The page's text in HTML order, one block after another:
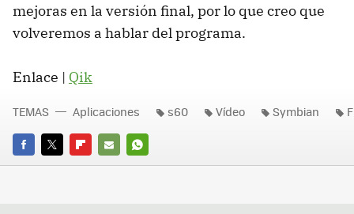
mejoras en la versión final, por lo que creo que
volveremos a hablar del programa.
Enlace | Qik
FACEBOOK
TWITTERFLIPBOARD
E-
WHATSAPP
TEMAS Aplicaciones s60 Vídeo Symbian